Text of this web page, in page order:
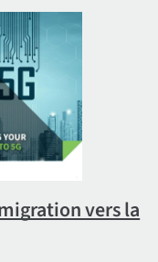
vers la